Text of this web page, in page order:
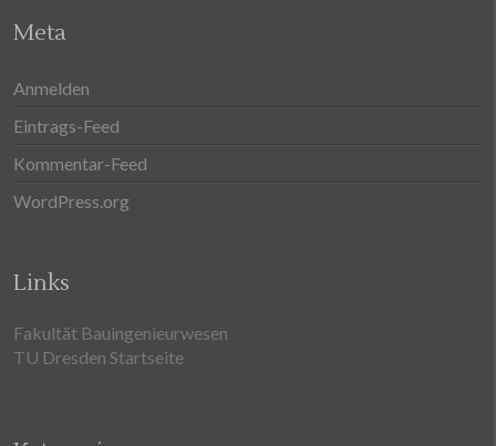
Meta
Anmelden
Eintrags-Feed
Kommentar-Feed
WordPress.org
Links
Fakultät Bauingenieurwesen
TU Dresden Startseite